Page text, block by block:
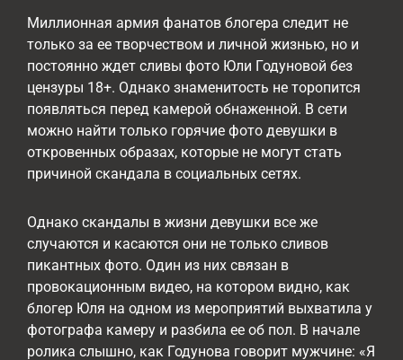
Миллионная армия фанатов блогера следит не
только за ее творчеством и личной жизнью, но и
постоянно ждет сливы фото Юли Годуновой без
цензуры 18+. Однако знаменитость не торопится
появляться перед камерой обнаженной. В сети
можно найти только горячие фото девушки в
откровенных образах, которые не могут стать
причиной скандала в социальных сетях.
Однако скандалы в жизни девушки все же
случаются и касаются они не только сливов
пикантных фото. Один из них связан в
провокационным видео, на котором видно, как
блогер Юля на одном из мероприятий выхватила у
фотографа камеру и разбила ее об пол. В начале
ролика слышно, как Годунова говорит мужчине: «Я